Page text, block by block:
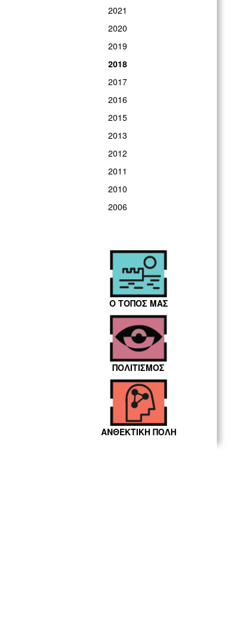
2021
2020
2019
2018
2017
2016
2015
2013
2012
2011
2010
2006
Ο ΤΟΠΟΣ ΜΑΣ
ΠΟΛΙΤΙΣΜΟΣ
ΑΝΘΕΚΤΙΚΗ ΠΟΛΗ